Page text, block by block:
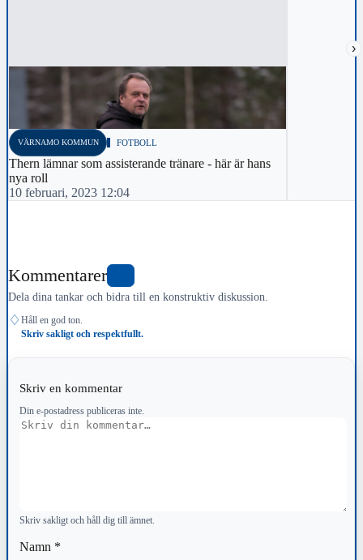
›
VÄRNAMO KOMMUN FOTBOLL
Thern lämnar som assisterande tränare - här är hans
nya roll
10 februari, 2023 12:04
Kommentarer
Dela dina tankar och bidra till en konstruktiv diskussion.
♢ Håll en god ton.
Skriv sakligt och respektfullt.
Skriv en kommentar
Din e-postadress publiceras inte.
Kommentar
Skriv sakligt och håll dig till ämnet.
Namn *